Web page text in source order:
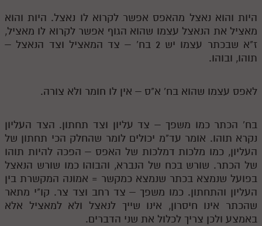
היות והוא נאצל מהאפס אפשר לקרוא לו נאצל. היות והוא
מאציל את הנאצל עצמו שהוא הגוף אפשר לקרוא לו מאציל,
ז"א שבכתר עצמו יש 2 בח' – צד המאציל וצד הנאצל –
תוהו, ובוהו.
לאפס עצמו שהוא בח' א"ס – אין לו חומר ולא צורה.
בח' הכתר כמו משפך – צד עליון וצד תחתון. הצד העליון
נקרא תוהו. אומר עד"מ יכולים לומר שהחלק הכי תחתון של
העליון, כמו מלכות דמלכות של האפס – הפכה להיות תוהו
של הכתר. שורש בכח של הנברא, והבוהו כמו שורש הנאצל
בפועל שנמצא בכתר שנמצא כמקשר = אמונה המקשרת בין
העליון והתחתון. כמו משפך – צד רחב וצד צר. קו"י מתאר
שהכתר אינו חיסרון, אינו שייך לנאצל ולא למאציל אלא
באמצע ולכן צריך לכלול את שני הדברים.